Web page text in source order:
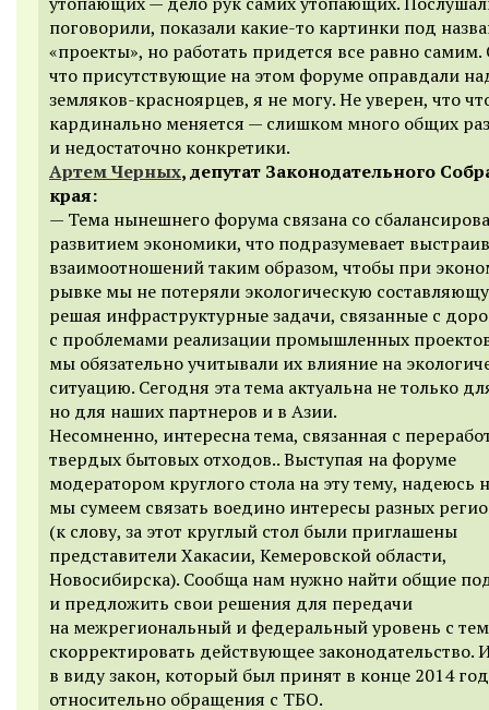
поговорили, показали какие-то картинки под
«проекты», но работать придется все равно самим.
что присутствующие на этом форуме оправдали
земляков-красноярцев, я не могу. Не уверен, что
кардинально меняется — слишком много общих
и недостаточно конкретики.
Артем Черных, депутат Законодательного
края:
— Тема нынешнего форума связана со
развитием экономики, что подразумевает
взаимоотношений таким образом, чтобы при
рывке мы не потеряли экологическую
решая инфраструктурные задачи, связанные с
с проблемами реализации промышленных
мы обязательно учитывали их влияние на
ситуацию. Сегодня эта тема актуальна не только
но для наших партнеров и в Азии.
Несомненно, интересна тема, связанная с
твердых бытовых отходов.. Выступая на форуме
модератором круглого стола на эту тему, надеюсь
мы сумеем связать воедино интересы разных
(к слову, за этот круглый стол были приглашены
представители Хакасии, Кемеровской области,
Новосибирска). Сообща нам нужно найти общие
и предложить свои решения для передачи
на межрегиональный и федеральный уровень с
скорректировать действующее законодательство.
в виду закон, который был принят в конце 2014
относительно обращения с ТБО.